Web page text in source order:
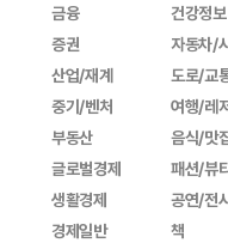
금융
증권
산업/재계
중기/벤처
부동산
글로벌경제
생활경제
경제일반
건강정보
자동차/
도로/교
여행/레
음식/맛
패션/뷰
공연/전
책